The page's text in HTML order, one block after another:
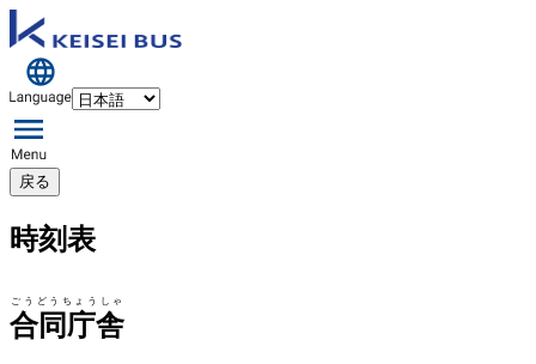
戻る
時刻表
合同庁舎
ごうどうちょうしゃ